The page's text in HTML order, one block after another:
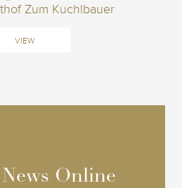
Zum Kuchlbauer
VIEW
Online
Online